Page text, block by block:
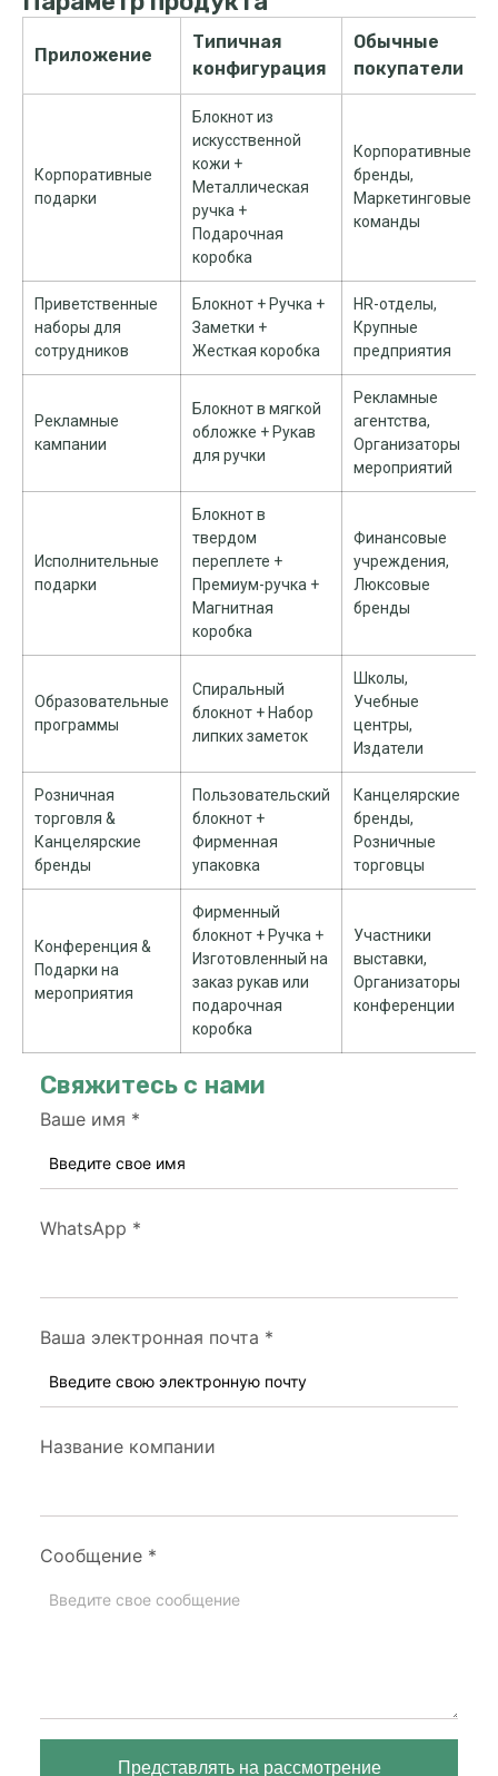
Приложение
Типичная
конфигурация
Обычные
покупатели
Корпоративные
подарки
Блокнот из
искусственной
кожи +
Металлическая
ручка +
Подарочная
коробка
Корпоративные
бренды,
Маркетинговые
команды
Приветственные
наборы для
сотрудников
Блокнот + Ручка +
Заметки +
Жесткая коробка
HR-отделы,
Крупные
предприятия
Рекламные
кампании
Блокнот в мягкой
обложке + Рукав
для ручки
Рекламные
агентства,
Организаторы
мероприятий
Исполнительные
подарки
Блокнот в
твердом
переплете +
Премиум-ручка +
Магнитная
коробка
Финансовые
учреждения,
Люксовые
бренды
Образовательные
программы
Спиральный
блокнот + Набор
липких заметок
Школы,
Учебные
центры,
Издатели
Розничная
торговля &
Канцелярские
бренды
Пользовательский
блокнот +
Фирменная
упаковка
Канцелярские
бренды,
Розничные
торговцы
Конференция &
Подарки на
мероприятия
Фирменный
блокнот + Ручка +
Изготовленный на
заказ рукав или
подарочная
коробка
Участники
выставки,
Организаторы
конференции
Свяжитесь с нами
Ваше имя *
WhatsApp *
Ваша электронная почта *
Название компании
Сообщение *
Представлять на рассмотрение